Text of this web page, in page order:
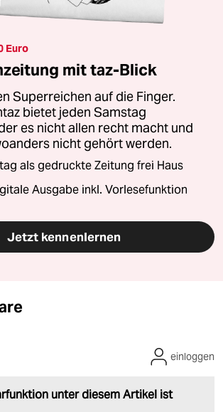
Euro
mit taz-Blick
Superreichen auf die Finger.
bietet jeden Samstag
es nicht allen recht macht und
nicht gehört werden.
als gedruckte Zeitung frei Haus
Ausgabe inkl. Vorlesefunktion
Jetzt kennenlernen
unter diesem Artikel ist
einloggen